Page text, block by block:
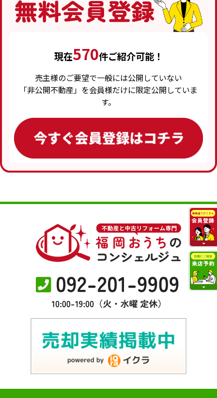
現在570件ご紹介可能！
売主様のご要望で一般には公開していない
「非公開不動産」を会員様だけに限定公開していま
す。